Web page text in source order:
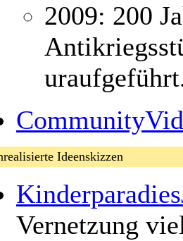
2009: 200
Ideenskizzen
Vernetzung